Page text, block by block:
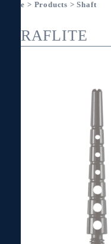
Home > Products > Shaft
GRAFLITE